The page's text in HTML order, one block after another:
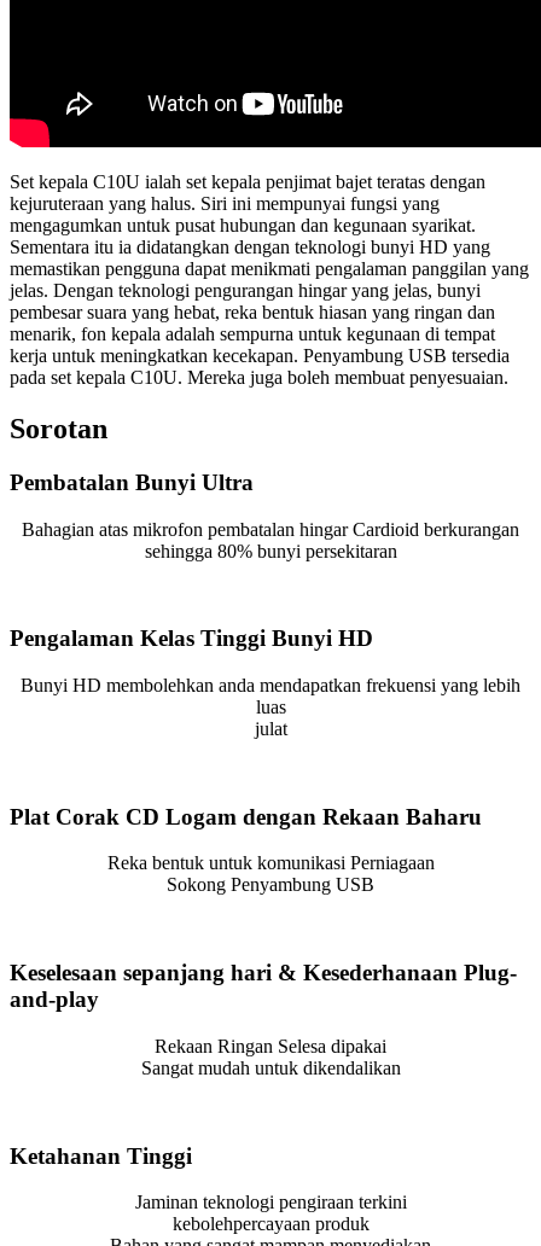
Set kepala C10U ialah set kepala penjimat bajet teratas dengan
kejuruteraan yang halus. Siri ini mempunyai fungsi yang
mengagumkan untuk pusat hubungan dan kegunaan syarikat.
Sementara itu ia didatangkan dengan teknologi bunyi HD yang
memastikan pengguna dapat menikmati pengalaman panggilan yang
jelas. Dengan teknologi pengurangan hingar yang jelas, bunyi
pembesar suara yang hebat, reka bentuk hiasan yang ringan dan
menarik, fon kepala adalah sempurna untuk kegunaan di tempat
kerja untuk meningkatkan kecekapan. Penyambung USB tersedia
pada set kepala C10U. Mereka juga boleh membuat penyesuaian.
Sorotan
Pembatalan Bunyi Ultra
Bahagian atas mikrofon pembatalan hingar Cardioid berkurangan
sehingga 80% bunyi persekitaran
Pengalaman Kelas Tinggi Bunyi HD
Bunyi HD membolehkan anda mendapatkan frekuensi yang lebih
luas
julat
Plat Corak CD Logam dengan Rekaan Baharu
Reka bentuk untuk komunikasi Perniagaan
Sokong Penyambung USB
Keselesaan sepanjang hari & Kesederhanaan Plug-
and-play
Rekaan Ringan Selesa dipakai
Sangat mudah untuk dikendalikan
Ketahanan Tinggi
Jaminan teknologi pengiraan terkini
kebolehpercayaan produk